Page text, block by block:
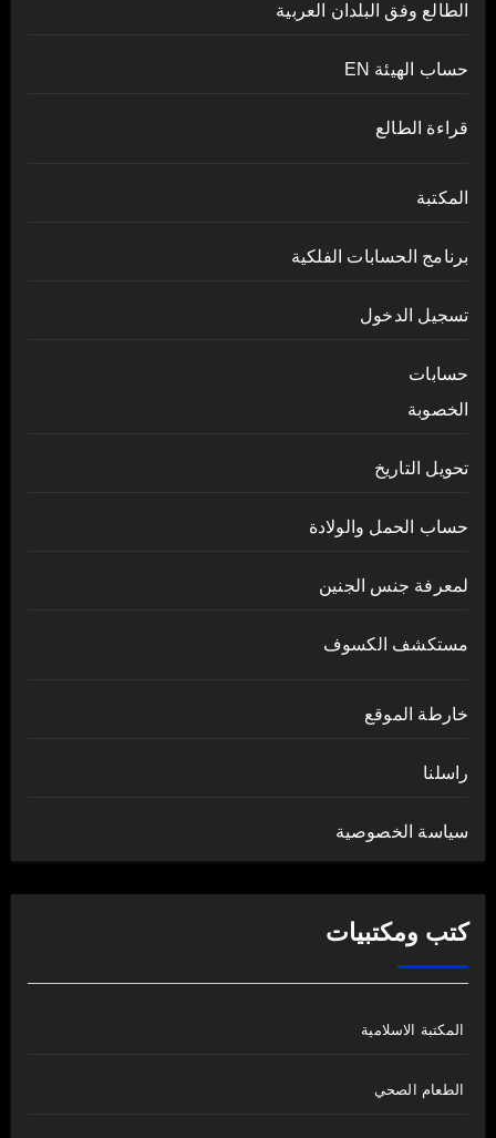
الطالع وفق البلدان العربية
حساب الهيئة EN
قراءة الطالع
المكتبة
برنامج الحسابات الفلكية
تسجيل الدخول
حسابات
الخصوبة
تحويل التاريخ
حساب الحمل والولادة
لمعرفة جنس الجنين
مستكشف الكسوف
خارطة الموقع
راسلنا
سياسة الخصوصية
كتب ومكتبيات
المكتبة الاسلامية
الطعام الصحي